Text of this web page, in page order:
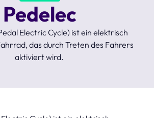
Pedelec
Electric Cycle) ist ein elektrisch
das durch Treten des Fahrers
aktiviert wird.